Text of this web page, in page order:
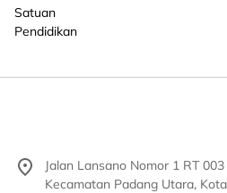
Jalan Lansano Nomor 1 RT
Kecamatan Padang Utara,